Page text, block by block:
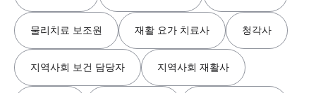
물리치료 보조원 재활 요가 치료사 청각사
지역사회 보건 담당자 지역사회 재활사